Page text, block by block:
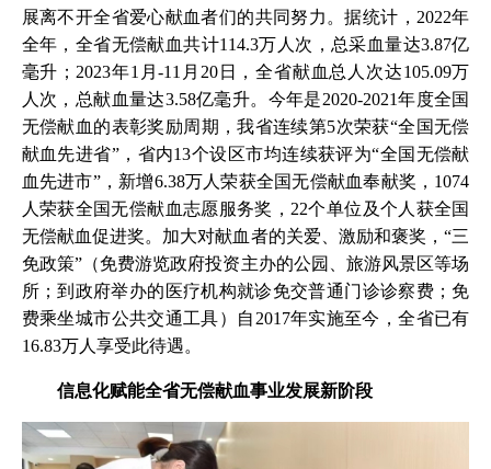
展离不开全省爱心献血者们的共同努力。据统计，2022年
全年，全省无偿献血共计114.3万人次，总采血量达3.87亿
毫升；2023年1月-11月20日，全省献血总人次达105.09万
人次，总献血量达3.58亿毫升。今年是2020-2021年度全国
无偿献血的表彰奖励周期，我省连续第5次荣获“全国无偿
献血先进省”，省内13个设区市均连续获评为“全国无偿献
血先进市”，新增6.38万人荣获全国无偿献血奉献奖，1074
人荣获全国无偿献血志愿服务奖，22个单位及个人获全国
无偿献血促进奖。加大对献血者的关爱、激励和褒奖，“三
免政策”（免费游览政府投资主办的公园、旅游风景区等场
所；到政府举办的医疗机构就诊免交普通门诊诊察费；免
费乘坐城市公共交通工具）自2017年实施至今，全省已有
16.83万人享受此待遇。
信息化赋能全省无偿献血事业发展新阶段